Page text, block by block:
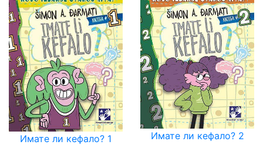
Имате ли кефало? 1 Имате ли кефало? 2